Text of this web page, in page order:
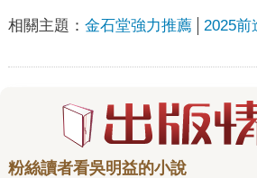
相關主題： 金石堂強力推薦 2025前
粉絲讀者看吳明益的小說